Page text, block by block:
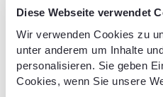
Diese Webseite verwendet
Wir verwenden Cookies zu
unter anderem um Inhalte
personalisieren. Sie geben
Cookies, wenn Sie unsere